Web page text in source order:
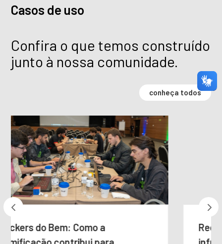
Casos de uso
Confira o que temos construído
junto à nossa comunidade.
conheça todos
Rede de e-Ciência da RNP como